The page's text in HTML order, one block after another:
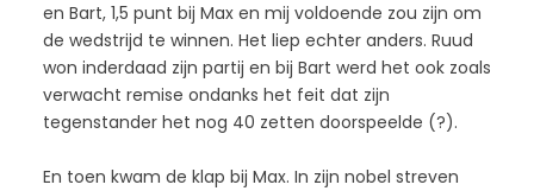
en Bart, 1,5 punt bij Max en mij voldoende zou zijn om
de wedstrijd te winnen. Het liep echter anders. Ruud
won inderdaad zijn partij en bij Bart werd het ook zoals
verwacht remise ondanks het feit dat zijn
tegenstander het nog 40 zetten doorspeelde (?).
En toen kwam de klap bij Max. In zijn nobel streven